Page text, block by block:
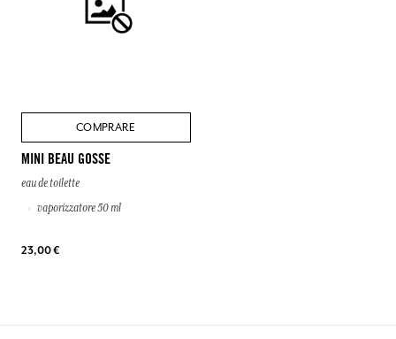
COMPRARE
MINI BEAU GOSSE
eau de toilette
vaporizzatore 50 ml
23,00 €